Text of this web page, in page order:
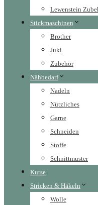
Lewenstein
Stickmaschinen
Brother
Juki
Zubehör
Nähbedarf
Nadeln
Nützliches
Garne
Schneiden
Stoffe
Schnittmuster
Kurse
Stricken & Häkeln
Wolle